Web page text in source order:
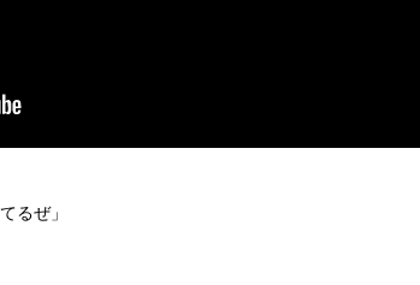
るぜ」